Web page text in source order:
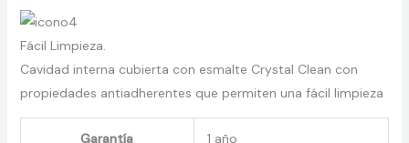
Fácil Limpieza.
Cavidad interna cubierta con esmalte Crystal Clean con
propiedades antiadherentes que permiten una fácil limpieza
Garantía 1 año